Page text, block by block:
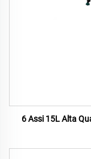
6 Assi 15L Alta